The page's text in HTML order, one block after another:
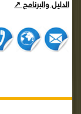
الدليل والبرنامج ↗